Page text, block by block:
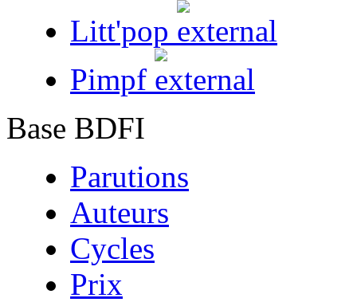
Litt'pop
Pimpf
Base BDFI
Parutions
Auteurs
Cycles
Prix